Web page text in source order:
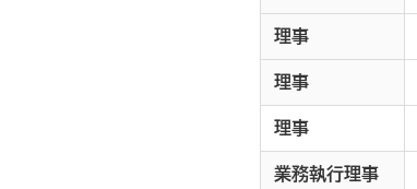
理事
理事
理事
業務執行理事